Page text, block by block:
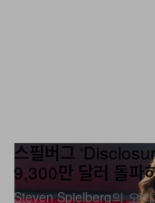
스필버그
9,300만 달러 돌파
Steven Spielberg의 오